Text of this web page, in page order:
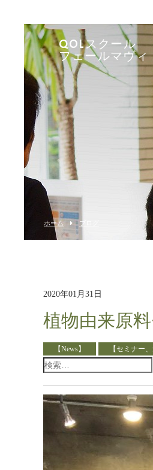
QOLスクール
フェールマヴィ
ホーム ブログ
2020年01月31日
植物由来原
【News】 【セミナー
検